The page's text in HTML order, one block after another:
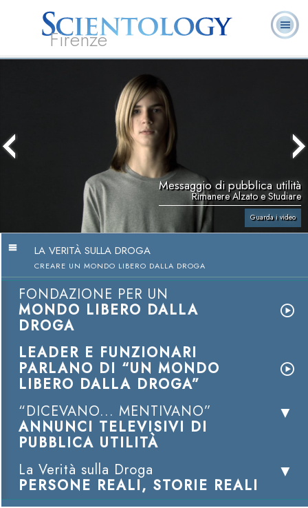
Firenze
Messaggio di pubblica utilità
Rimanere Alzato e Studiare
Guarda i video
LA VERITÀ SULLA DROGA
CREARE UN MONDO LIBERO DALLA DROGA
FONDAZIONE PER UN
MONDO LIBERO DALLA
DROGA
LEADER E FUNZIONARI
PARLANO DI “UN MONDO
LIBERO DALLA DROGA”
“DICEVANO... MENTIVANO”
ANNUNCI TELEVISIVI DI
PUBBLICA UTILITÀ
La Verità sulla Droga
PERSONE REALI, STORIE REALI